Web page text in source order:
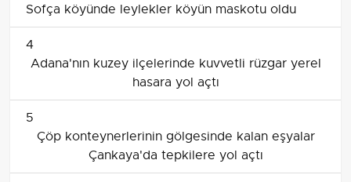
Sofça köyünde leylekler köyün maskotu oldu
4
Adana'nın kuzey ilçelerinde kuvvetli rüzgar yerel
hasara yol açtı
5
Çöp konteynerlerinin gölgesinde kalan eşyalar
Çankaya'da tepkilere yol açtı